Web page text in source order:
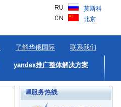
莫斯科
北京
了解华俄国际 联系我们
yandex推广整体解决方案
服务热线